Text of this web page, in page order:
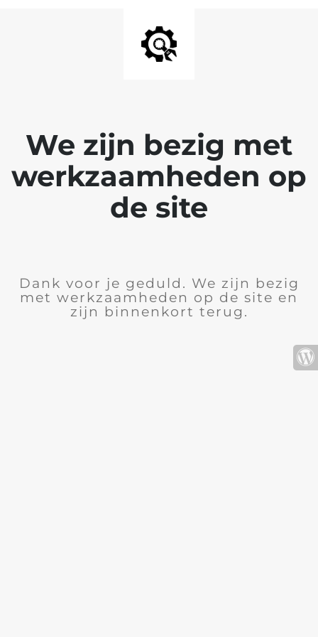
We zijn bezig met
werkzaamheden op
de site
Dank voor je geduld. We zijn bezig
met werkzaamheden op de site en
zijn binnenkort terug.